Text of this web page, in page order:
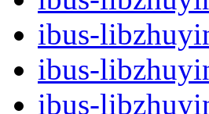
ibus-
ibus-
ibus-